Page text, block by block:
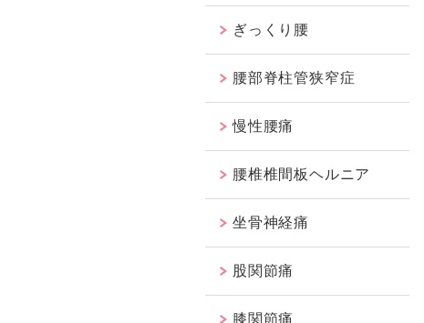
ぎっくり腰
腰部脊柱管狭窄症
慢性腰痛
腰椎椎間板ヘルニア
坐骨神経痛
股関節痛
膝関節痛